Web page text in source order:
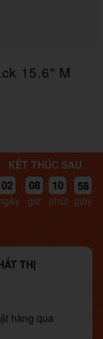
15.6" M
KẾT THÚC SAU
02 : 08
giờ
: 10
phút
: 58
giây
THỊ
hàng qua